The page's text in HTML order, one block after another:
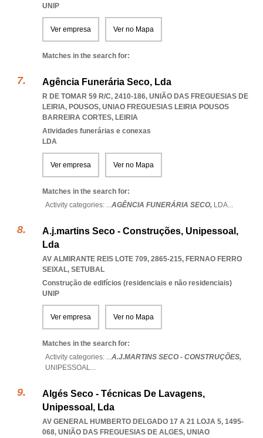
UNIP
Ver empresa Ver no Mapa
Matches in the search for:
Agência Funerária Seco, Lda
R DE TOMAR 59 R/C, 2410-186, UNIÃO DAS FREGUESIAS DE
LEIRIA, POUSOS, UNIAO FREGUESIAS LEIRIA POUSOS
BARREIRA CORTES, LEIRIA
Atividades funerárias e conexas
LDA
Ver empresa Ver no Mapa
Matches in the search for:
Activity categories: ...AGÊNCIA FUNERÁRIA SECO, LDA...
A.j.martins Seco - Construções, Unipessoal,
Lda
AV ALMIRANTE REIS LOTE 709, 2865-215, FERNAO FERRO
SEIXAL, SETUBAL
Construção de edifícios (residenciais e não residenciais)
UNIP
Ver empresa Ver no Mapa
Matches in the search for:
Activity categories: ...A.J.MARTINS SECO - CONSTRUÇÕES,
UNIPESSOAL...
Algés Seco - Técnicas De Lavagens,
Unipessoal, Lda
AV GENERAL HUMBERTO DELGADO 17 A 21 LOJA 5, 1495-
068, UNIÃO DAS FREGUESIAS DE ALGES, UNIAO